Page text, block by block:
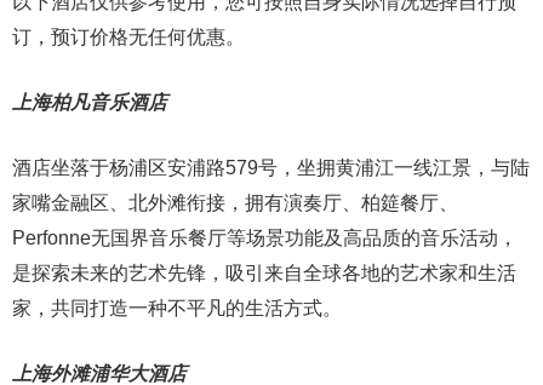
订，预订价格无任何优惠。
上海柏凡音乐酒店
酒店坐落于杨浦区安浦路579号，坐拥黄浦江一线江景，与陆
家嘴金融区、北外滩衔接，拥有演奏厅、柏筵餐厅、
Perfonne无国界音乐餐厅等场景功能及高品质的音乐活动，
是探索未来的艺术先锋，吸引来自全球各地的艺术家和生活
家，共同打造一种不平凡的生活方式。
上海外滩浦华大酒店